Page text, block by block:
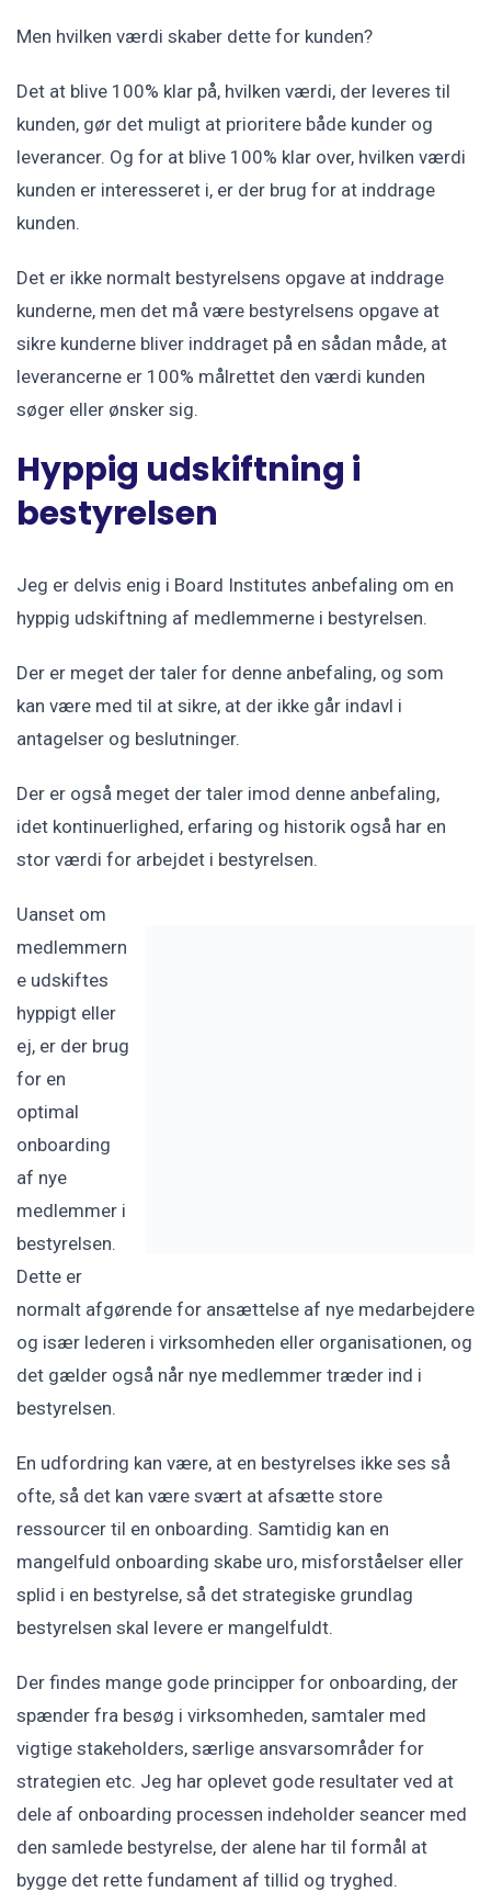
Men hvilken værdi skaber dette for kunden?
Det at blive 100% klar på, hvilken værdi, der leveres til
kunden, gør det muligt at prioritere både kunder og
leverancer. Og for at blive 100% klar over, hvilken værdi
kunden er interesseret i, er der brug for at inddrage
kunden.
Det er ikke normalt bestyrelsens opgave at inddrage
kunderne, men det må være bestyrelsens opgave at
sikre kunderne bliver inddraget på en sådan måde, at
leverancerne er 100% målrettet den værdi kunden
søger eller ønsker sig.
Hyppig udskiftning i
bestyrelsen
Jeg er delvis enig i Board Institutes anbefaling om en
hyppig udskiftning af medlemmerne i bestyrelsen.
Der er meget der taler for denne anbefaling, og som
kan være med til at sikre, at der ikke går indavl i
antagelser og beslutninger.
Der er også meget der taler imod denne anbefaling,
idet kontinuerlighed, erfaring og historik også har en
stor værdi for arbejdet i bestyrelsen.
Uanset om
medlemmern
e udskiftes
hyppigt eller
ej, er der brug
for en
optimal
onboarding
af nye
medlemmer i
bestyrelsen.
Dette er
normalt afgørende for ansættelse af nye medarbejdere
og især lederen i virksomheden eller organisationen, og
det gælder også når nye medlemmer træder ind i
bestyrelsen.
En udfordring kan være, at en bestyrelses ikke ses så
ofte, så det kan være svært at afsætte store
ressourcer til en onboarding. Samtidig kan en
mangelfuld onboarding skabe uro, misforståelser eller
splid i en bestyrelse, så det strategiske grundlag
bestyrelsen skal levere er mangelfuldt.
Der findes mange gode principper for onboarding, der
spænder fra besøg i virksomheden, samtaler med
vigtige stakeholders, særlige ansvarsområder for
strategien etc. Jeg har oplevet gode resultater ved at
dele af onboarding processen indeholder seancer med
den samlede bestyrelse, der alene har til formål at
bygge det rette fundament af tillid og tryghed.